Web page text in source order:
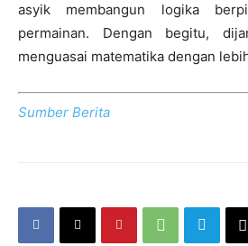
asyik membangun logika
permainan. Dengan begitu,
menguasai matematika dengan
Sumber Berita